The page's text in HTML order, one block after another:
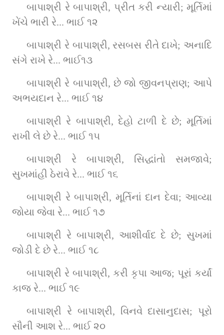
બાપાશ્રી રે બાપાશ્રી, પ્રીત કરી ન્યારી; મૂર્તિમાં
ખેંચે ભારી રે... ભાઈ ૧૨
બાપાશ્રી રે બાપાશ્રી, રસબસ રીતે દાખે; અનાદિ
સંગે રાખે રે... ભાઈ૧૩
બાપાશ્રી રે બાપાશ્રી, છે જો જીવનપ્રાણ; આપે
અભયદાન રે... ભાઈ ૧૪
બાપાશ્રી રે બાપાશ્રી, દેહો ટાળી દે છે; મૂર્તિમાં
રાખી લે છે રે... ભાઈ ૧૫
બાપાશ્રી રે બાપાશ્રી, સિદ્ધાંતો સમજાવે;
સુખમાંહી ઠેરાવે રે... ભાઈ ૧૬
બાપાશ્રી રે બાપાશ્રી, મૂર્તિનાં દાન દેવા; આવ્યા
જોયા જેવા રે... ભાઈ ૧૭
બાપાશ્રી રે બાપાશ્રી, આશીર્વાદ દે છે; સુખમાં
જોડી દે છે રે... ભાઈ ૧૮
બાપાશ્રી રે બાપાશ્રી, કરી કૃપા આજ; પૂરાં કર્યાં
કાજ રે... ભાઈ ૧૯
બાપાશ્રી રે બાપાશ્રી, વિનવે દાસાનુદાસ; પૂરો
સૌની આશ રે... ભાઈ ૨૦